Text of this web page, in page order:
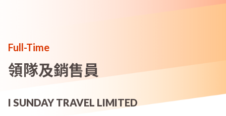
Full-Time
領隊及銷售員
I SUNDAY TRAVEL LIMITED